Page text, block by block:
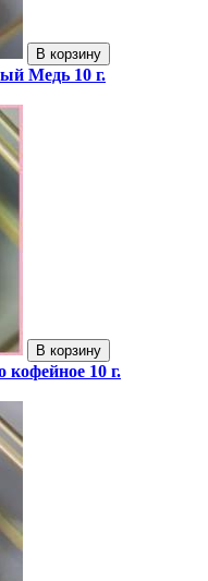
В корзину
Медь 10 г.
В корзину
кофейное 10 г.